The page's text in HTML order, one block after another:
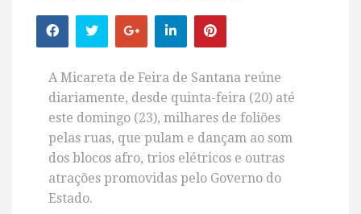
A Micareta de Feira de Santana reúne
diariamente, desde quinta-feira (20) até
este domingo (23), milhares de foliões
pelas ruas, que pulam e dançam ao som
dos blocos afro, trios elétricos e outras
atrações promovidas pelo Governo do
Estado.